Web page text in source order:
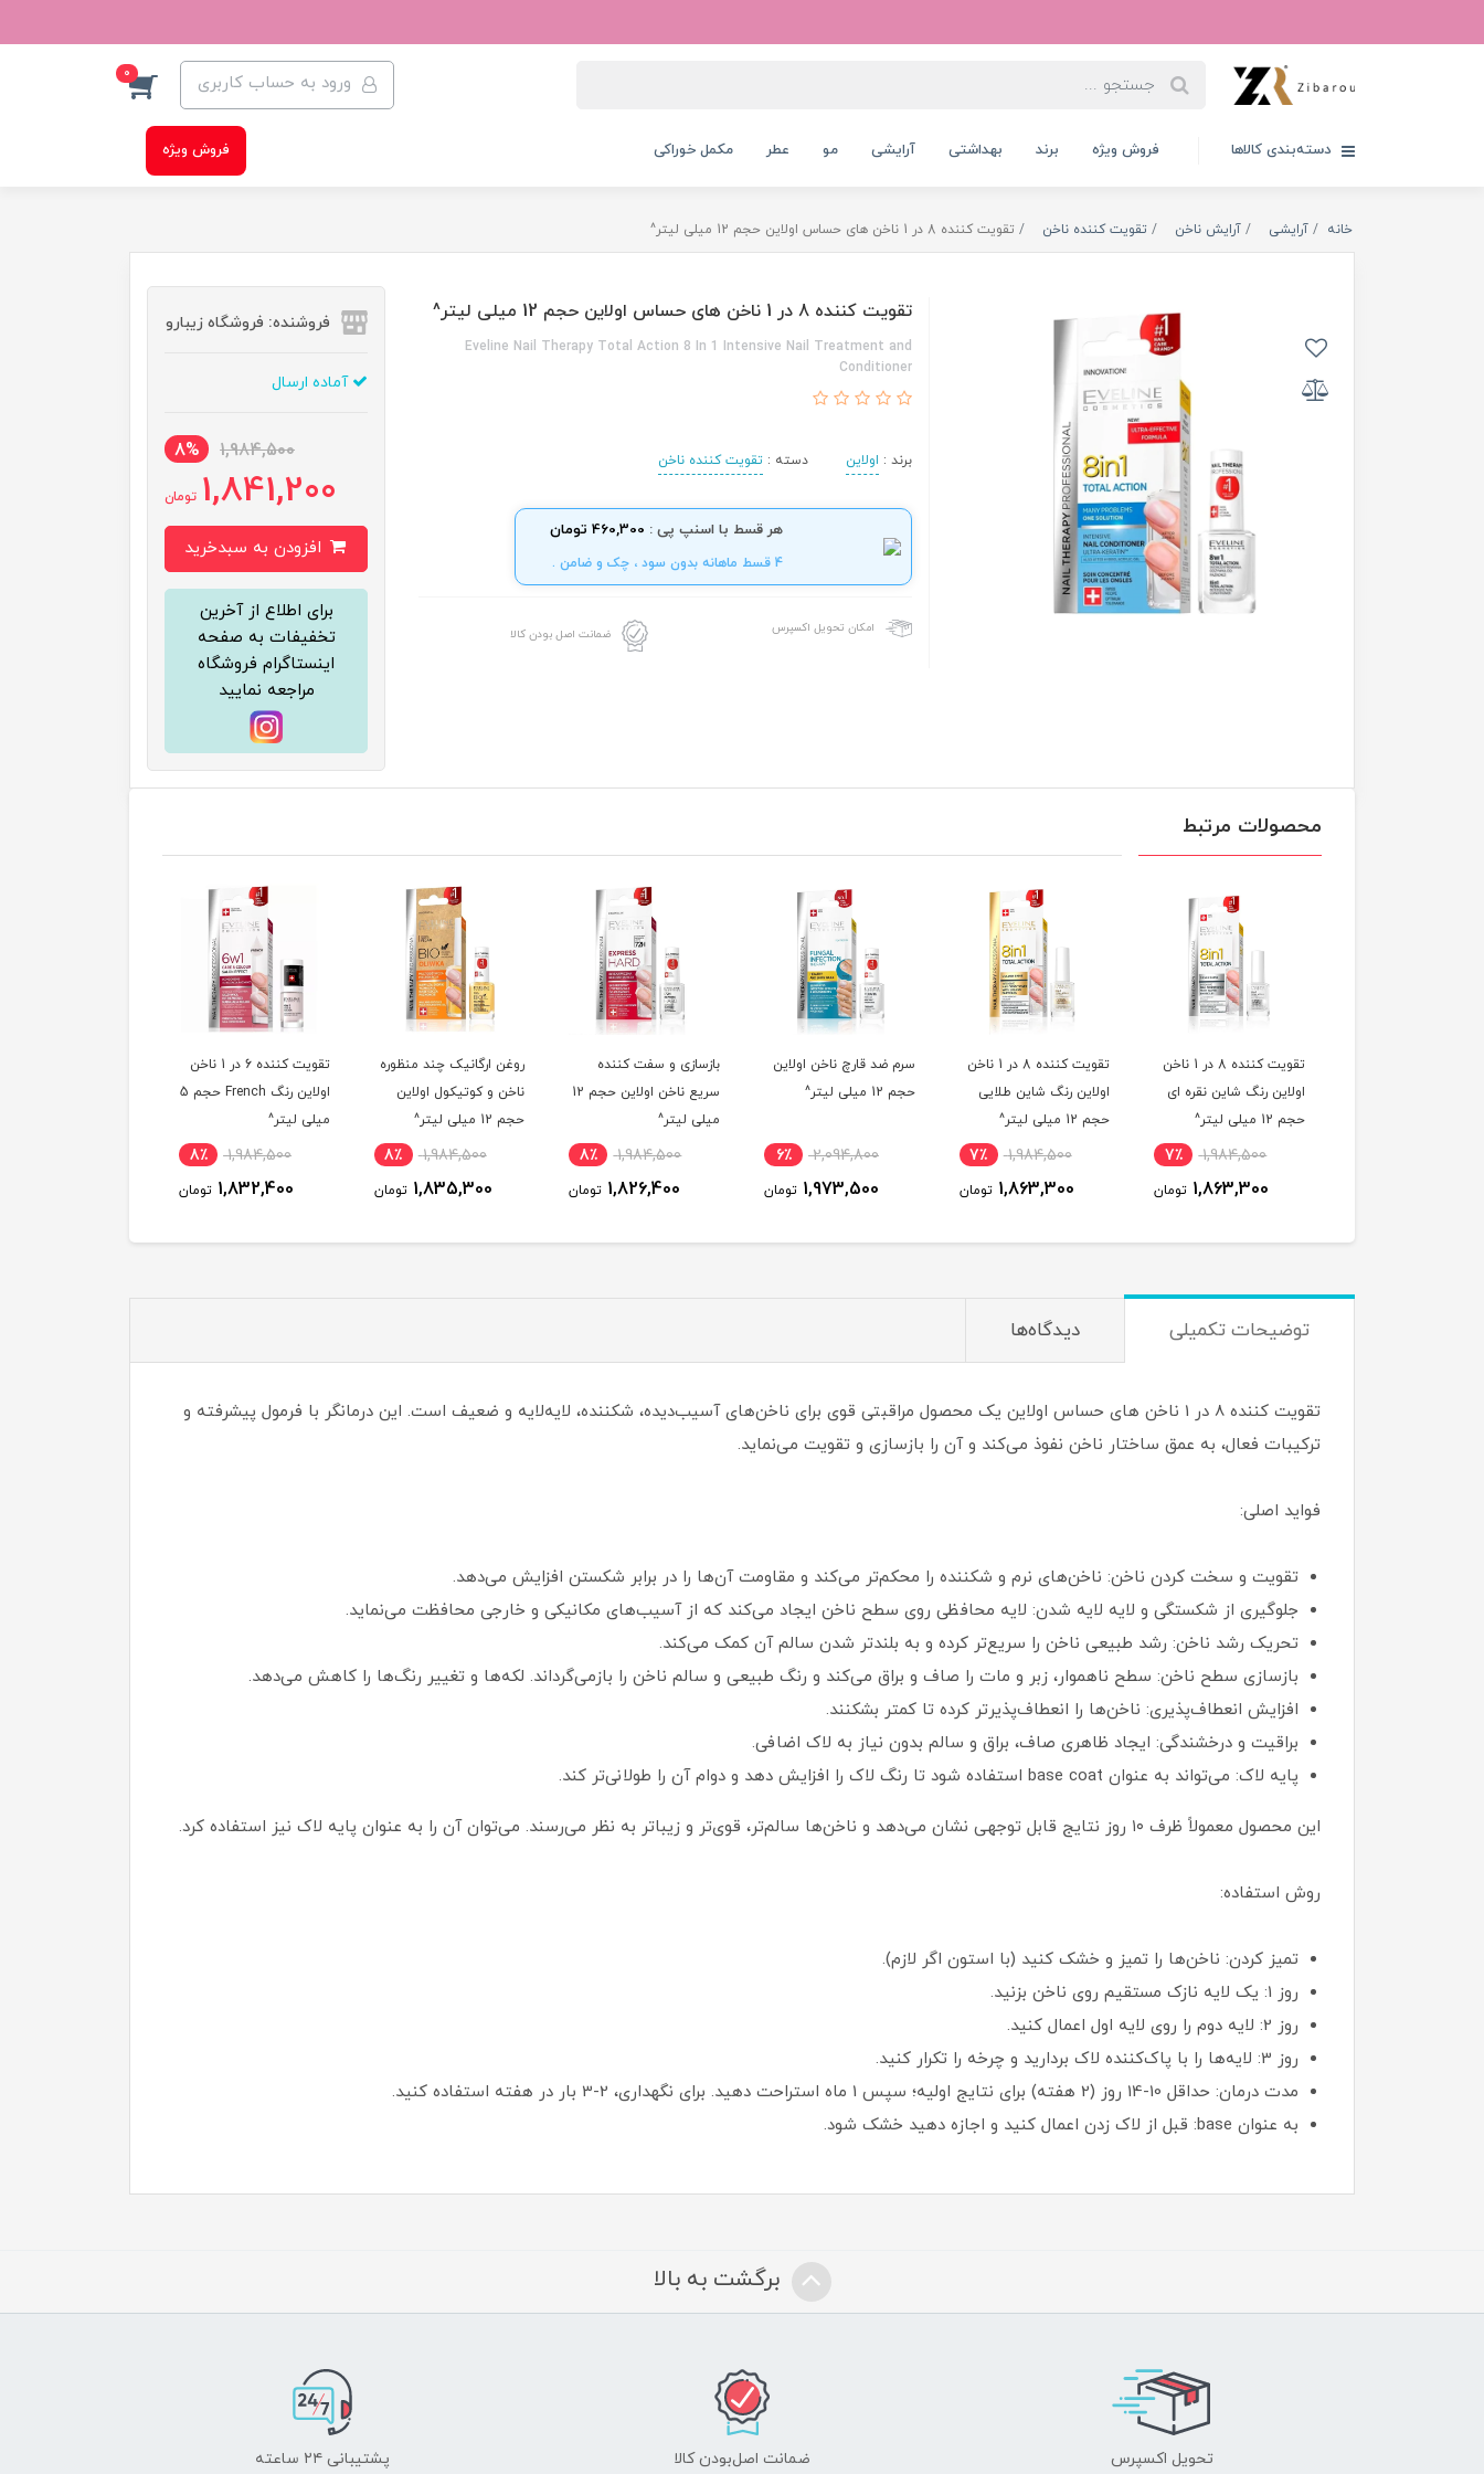
ورود به حساب کاربری 0
دسته‌بندی کالاها فروش ویژه برند بهداشتی آرایشی مو عطر مکمل خوراکی فروش ویژه
خانه آرایشی آرایش ناخن تقویت کننده ناخن تقویت کننده 8 در 1 ناخن های حساس اولاین حجم 12 میلی لیتر^
تقویت کننده 8 در 1 ناخن های حساس اولاین حجم 12 میلی لیتر^
Eveline Nail Therapy Total Action 8 In 1 Intensive Nail Treatment and
Conditioner
برند : اولاین دسته :تقویت کننده ناخن
هر قسط با اسنپ پی : 460,300 تومان
4 قسط ماهانه بدون سود ، چک و ضامن .
امکان تحویل اکسپرس ضمانت اصل بودن کالا
فروشنده: فروشگاه زیبارو
آماده ارسال
1,984,500
8%
1,841,200 تومان
برای اطلاع از آخرین
تخفیفات به صفحه
اینستاگرام فروشگاه
مراجعه نمایید
محصولات مرتبط
اولاین رنگ شاین طلایی
حجم 12 میلی لیتر^
1,984,500
1,863,300
سرم ضد قارچ ناخن اولاین
حجم 12 میلی لیتر^
2,094,800
1,973,500
بازسازی و سفت کننده
1,984,500
1,826,400
روغن ارگانیک چند منظوره
ناخن و کوتیکول اولاین
حجم 12 میلی لیتر^
1,984,500
1,835,300
میلی لیتر^
1,984,500
1,832,400
لیتر^
1,984,500
1,815,400
توضیحات تکمیلی دیدگاه‌ها
تقویت کننده 8 در 1 ناخن های حساس اولاین یک محصول مراقبتی قوی برای ناخن‌های آسیب‌دیده، شکننده، لایه‌لایه و ضعیف است. این درمانگر با فرمول پیشرفته و
ترکیبات فعال، به عمق ساختار ناخن نفوذ می‌کند و آن را بازسازی و تقویت می‌نماید.
فواید اصلی:
تقویت و سخت کردن ناخن: ناخن‌های نرم و شکننده را محکم‌تر می‌کند و مقاومت آن‌ها را در برابر شکستن افزایش می‌دهد.
جلوگیری از شکستگی و لایه لایه شدن: لایه محافظی روی سطح ناخن ایجاد می‌کند که از آسیب‌های مکانیکی و خارجی محافظت می‌نماید.
تحریک رشد ناخن: رشد طبیعی ناخن را سریع‌تر کرده و به بلندتر شدن سالم آن کمک می‌کند.
بازسازی سطح ناخن: سطح ناهموار، زبر و مات را صاف و براق می‌کند و رنگ طبیعی و سالم ناخن را بازمی‌گرداند. لکه‌ها و تغییر رنگ‌ها را کاهش می‌دهد.
افزایش انعطاف‌پذیری: ناخن‌ها را انعطاف‌پذیرتر کرده تا کمتر بشکنند.
براقیت و درخشندگی: ایجاد ظاهری صاف، براق و سالم بدون نیاز به لاک اضافی.
پایه لاک: می‌تواند به عنوان base coat استفاده شود تا رنگ لاک را افزایش دهد و دوام آن را طولانی‌تر کند.
این محصول معمولاً ظرف ۱۰ روز نتایج قابل توجهی نشان می‌دهد و ناخن‌ها سالم‌تر، قوی‌تر و زیباتر به نظر می‌رسند. می‌توان آن را به عنوان پایه لاک نیز استفاده کرد.
روش استفاده:
تمیز کردن: ناخن‌ها را تمیز و خشک کنید (با استون اگر لازم).
روز 1: یک لایه نازک مستقیم روی ناخن بزنید.
روز 2: لایه دوم را روی لایه اول اعمال کنید.
روز 3: لایه‌ها را با پاک‌کننده لاک بردارید و چرخه را تکرار کنید.
مدت درمان: حداقل 10-14 روز (2 هفته) برای نتایج اولیه؛ سپس 1 ماه استراحت دهید. برای نگهداری، 2-3 بار در هفته استفاده کنید.
به عنوان base: قبل از لاک زدن اعمال کنید و اجازه دهید خشک شود.
برگشت به بالا
تحویل اکسپرس ضمانت اصل‌بودن کالا پشتیبانی ۲۴ ساعته